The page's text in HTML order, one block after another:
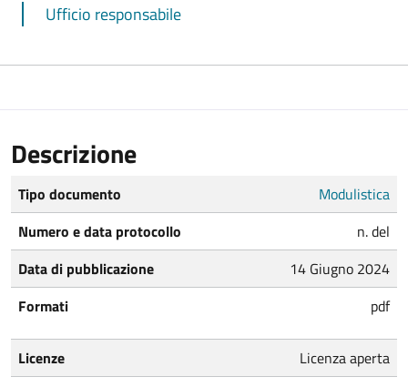
Ufficio responsabile
Descrizione
Tipo documento
Modulistica
Numero e data protocollo
n. del
Data di pubblicazione
14 Giugno 2024
Formati
pdf
Licenze Licenza aperta